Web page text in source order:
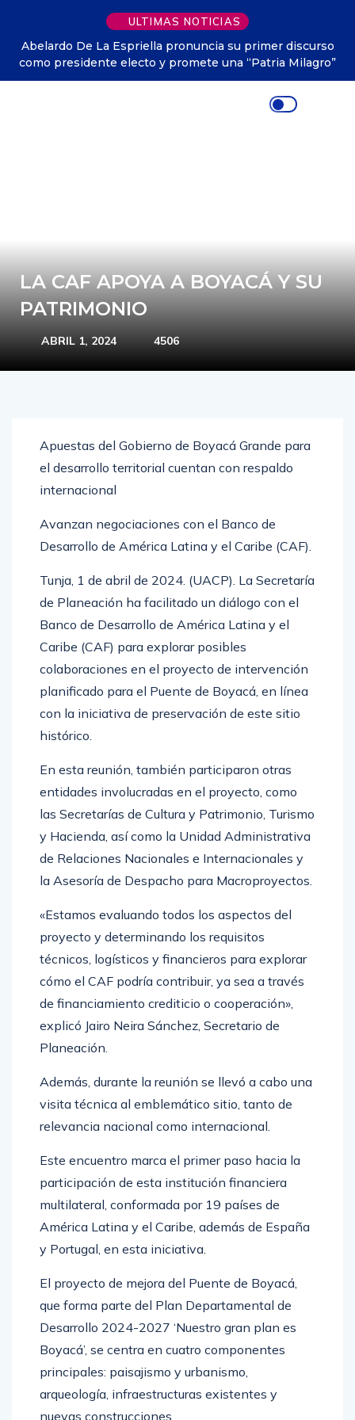
ULTIMAS NOTICIAS
Abelardo De La Espriella pronuncia su primer discurso
como presidente electo y promete una “Patria Milagro”
LA CAF APOYA A BOYACÁ Y SU
PATRIMONIO
ABRIL 1, 2024 4506
Apuestas del Gobierno de Boyacá Grande para
el desarrollo territorial cuentan con respaldo
internacional
Avanzan negociaciones con el Banco de
Desarrollo de América Latina y el Caribe (CAF).
Tunja, 1 de abril de 2024. (UACP). La Secretaría
de Planeación ha facilitado un diálogo con el
Banco de Desarrollo de América Latina y el
Caribe (CAF) para explorar posibles
colaboraciones en el proyecto de intervención
planificado para el Puente de Boyacá, en línea
con la iniciativa de preservación de este sitio
histórico.
En esta reunión, también participaron otras
entidades involucradas en el proyecto, como
las Secretarías de Cultura y Patrimonio, Turismo
y Hacienda, así como la Unidad Administrativa
de Relaciones Nacionales e Internacionales y
la Asesoría de Despacho para Macroproyectos.
«Estamos evaluando todos los aspectos del
proyecto y determinando los requisitos
técnicos, logísticos y financieros para explorar
cómo el CAF podría contribuir, ya sea a través
de financiamiento crediticio o cooperación»,
explicó Jairo Neira Sánchez, Secretario de
Planeación.
Además, durante la reunión se llevó a cabo una
visita técnica al emblemático sitio, tanto de
relevancia nacional como internacional.
Este encuentro marca el primer paso hacia la
participación de esta institución financiera
multilateral, conformada por 19 países de
América Latina y el Caribe, además de España
y Portugal, en esta iniciativa.
El proyecto de mejora del Puente de Boyacá,
que forma parte del Plan Departamental de
Desarrollo 2024-2027 ‘Nuestro gran plan es
Boyacá’, se centra en cuatro componentes
principales: paisajismo y urbanismo,
arqueología, infraestructuras existentes y
nuevas construcciones.